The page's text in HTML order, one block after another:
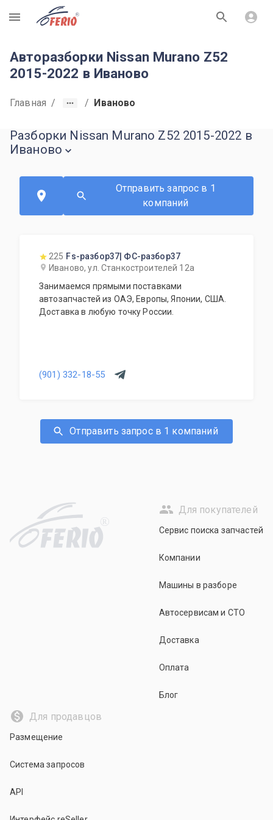
R
Авторазборки Nissan Murano Z52
2015-2022 в Иваново
Главная / / Иваново
Разборки Nissan Murano Z52 2015-2022 в
Иваново
Отправить запрос в 1
компаний
225 Fs-разбор37| ФС-разбор37
Иваново, ул. Станкостроителей 12а
Занимаемся прямыми поставками
автозапчастей из ОАЭ, Европы, Японии, США.
Доставка в любую точку России.
(901) 332-18-55
Отправить запрос в 1 компаний
R
Для покупателей
Сервис поиска запчастей
Компании
Машины в разборе
Автосервисам и СТО
Доставка
Оплата
Блог
Для продавцов
Размещение
Система запросов
API